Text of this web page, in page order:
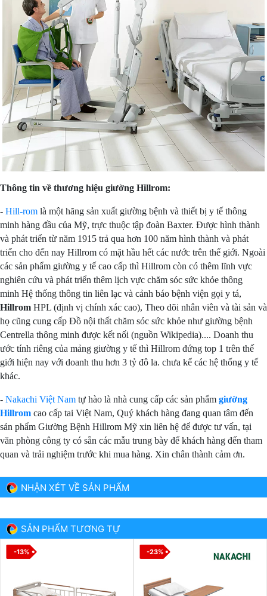
Thông tin về thương hiệu giường Hillrom:
- Hill-rom là một hãng sản xuất giường bệnh và thiết bị y tế thông
minh hàng đầu của Mỹ, trực thuộc tập đoàn Baxter. Được hình thành
và phát triển từ năm 1915 trả qua hơn 100 năm hình thành và phát
triển cho đến nay Hillrom có mặt hầu hết các nước trên thế giới. Ngoài
các sản phẩm giường y tế cao cấp thì Hillrom còn có thêm lĩnh vực
nghiên cứu và phát triển thêm lịch vực chăm sóc sức khỏe thông
minh Hệ thống thông tin liên lạc và cảnh báo bệnh viện gọi y tá,
Hillrom HPL (định vị chính xác cao), Theo dõi nhân viên và tài sản và
họ cũng cung cấp Đồ nội thất chăm sóc sức khỏe như giường bệnh
Centrella thông minh được kết nối (nguồn Wikipedia).... Doanh thu
ước tính riêng của mảng giường y tế thì Hillrom đứng top 1 trên thế
giới hiện nay với doanh thu hơn 3 tỷ đô la. chưa kể các hệ thống y tế
khác.
- Nakachi Việt Nam tự hào là nhà cung cấp các sản phẩm giường
Hillrom cao cấp tai Việt Nam, Quý khách hàng đang quan tâm đến
sản phẩm Giường Bệnh Hillrom Mỹ xin liên hệ để được tư vấn, tại
văn phòng công ty có sẵn các mẫu trung bày để khách hàng đến tham
quan và trải nghiệm trước khi mua hàng. Xin chân thành cảm ơn.
NHẬN XÉT VỀ SẢN PHẨM
SẢN PHẨM TƯƠNG TỰ
-13% -23%